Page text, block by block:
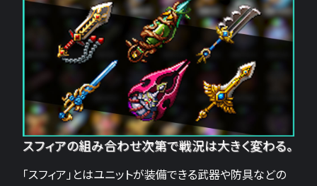
スフィアの組み合わせ次第で戦況は大きく変わる。
「スフィア」とはユニットが装備できる武器や防具などの